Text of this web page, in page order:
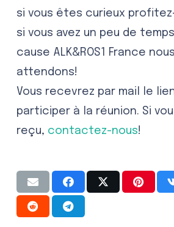
si vous êtes curieux
si vous avez un peu de
cause ALK&ROS1 France
attendons!
Vous recevrez par mail le
participer à la réunion. Si
reçu, contactez-nous!